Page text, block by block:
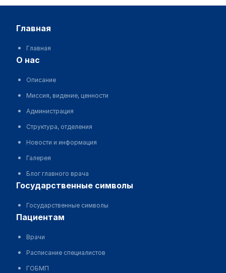
главная
Главная
о нас
Описание
Миссия, видение, ценности
Администрация
Структура, отделения
Новости и информация
Галерея
Блог главного врача
государственные символы
Государственные символы
пациентам
Врачи
Расписание специалистов
ГОБМП